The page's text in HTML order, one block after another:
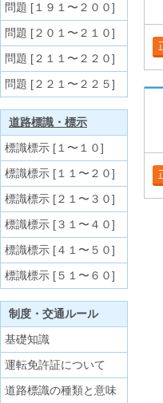
問題 [１９１〜２００]
問題 [２０１〜２１０]
問題 [２１１〜２２０]
問題 [２２１〜２２５]
道路標識・標示
標識標示 [１〜１０]
標識標示 [１１〜２０]
標識標示 [２１〜３０]
標識標示 [３１〜４０]
標識標示 [４１〜５０]
標識標示 [５１〜６０]
制度・交通ルール
基礎知識
運転免許証について
道路標識の種類と意味